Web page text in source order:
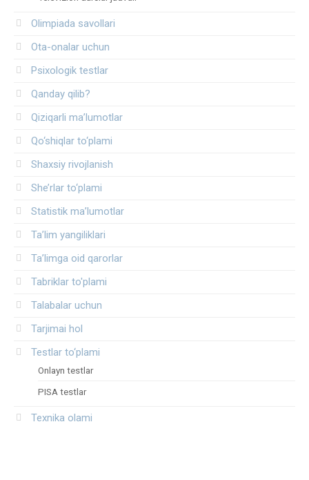
Olimpiada savollari
Ota-onalar uchun
Psixologik testlar
Qanday qilib?
Qiziqarli ma’lumotlar
Qo‘shiqlar to‘plami
Shaxsiy rivojlanish
She’rlar to‘plami
Statistik ma’lumotlar
Ta’lim yangiliklari
Ta’limga oid qarorlar
Tabriklar to'plami
Talabalar uchun
Tarjimai hol
Testlar to‘plami
Onlayn testlar
PISA testlar
Texnika olami